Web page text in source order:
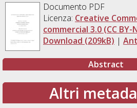
Documento PDF
Licenza: Creative
commercial 3.0 (CC BY-
Download (209kB) |
Abstract
Altri